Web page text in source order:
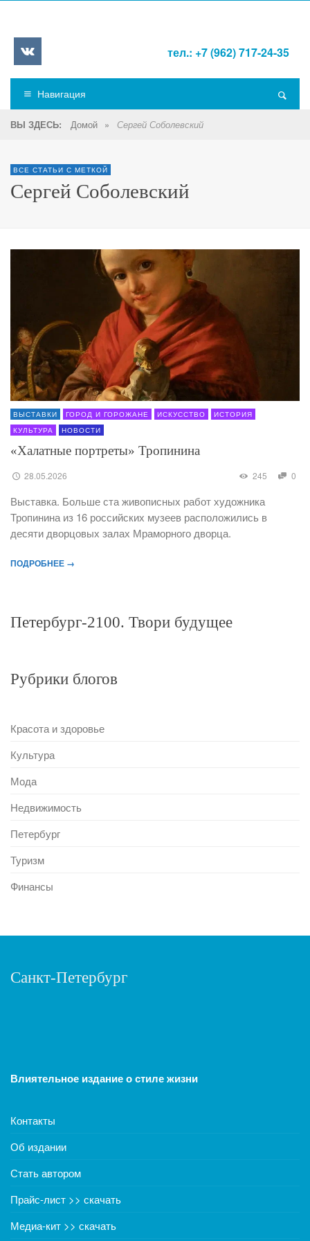
тел.: +7 (962) 717-24-35
Навигация
ВЫ ЗДЕСЬ: Домой » Сергей Соболевский
ВСЕ СТАТЬИ С МЕТКОЙ
Сергей Соболевский
ВЫСТАВКИ ГОРОД И ГОРОЖАНЕ ИСКУССТВО
ИСТОРИЯ
КУЛЬТУРА
НОВОСТИ
«Халатные портреты» Тропинина
28.05.2026 245 0
Выставка. Больше ста живописных работ художника
Тропинина из 16 российских музеев расположились в
десяти дворцовых залах Мраморного дворца.
ПОДРОБНЕЕ →
Петербург-2100. Твори будущее
Рубрики блогов
Красота и здоровье
Культура
Мода
Недвижимость
Петербург
Туризм
Финансы
Санкт-Петербург
Влиятельное издание о стиле жизни
Контакты
Об издании
Стать автором
Прайс-лист >> скачать
Медиа-кит >> скачать